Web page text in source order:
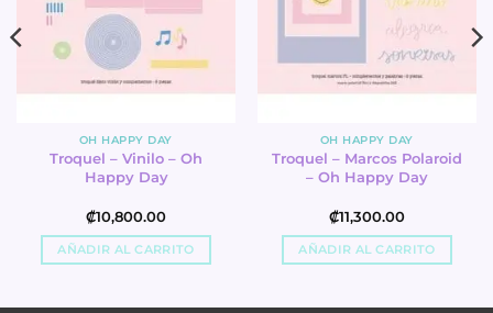
OH HAPPY DAY
Troquel – Vinilo – Oh
Happy Day
₡10,800.00
AÑADIR AL CARRITO
OH HAPPY DAY
Troquel – Marcos Polaroid
– Oh Happy Day
₡11,300.00
AÑADIR AL CARRITO